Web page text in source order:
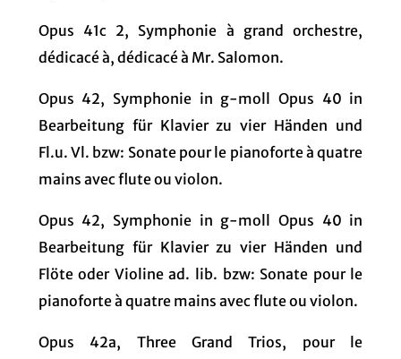
Opus 41c 2, Symphonie à grand orchestre,
dédicacé à, dédicacé à Mr. Salomon.
Opus 42, Symphonie in g-moll Opus 40 in
Bearbeitung für Klavier zu vier Händen und
Fl.u. Vl. bzw: Sonate pour le pianoforte à quatre
mains avec flute ou violon.
Opus 42, Symphonie in g-moll Opus 40 in
Bearbeitung für Klavier zu vier Händen und
Flöte oder Violine ad. lib. bzw: Sonate pour le
pianoforte à quatre mains avec flute ou violon.
Opus 42a, Three Grand Trios, pour le